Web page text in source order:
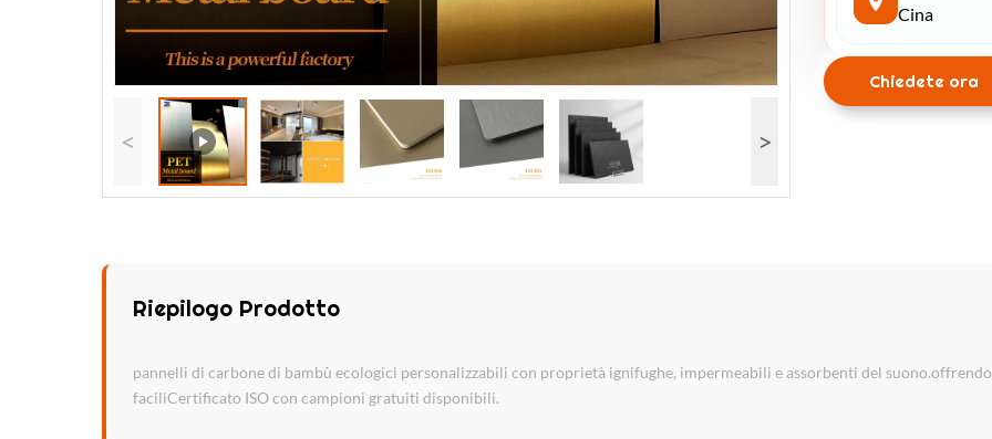
< >
Cina
Chiedete ora
Riepilogo Prodotto
pannelli di carbone di bambù ecologici personalizzabili con proprietà ignifughe, impermeabili e assorbenti del
faciliCertificato ISO con campioni gratuiti disponibili.